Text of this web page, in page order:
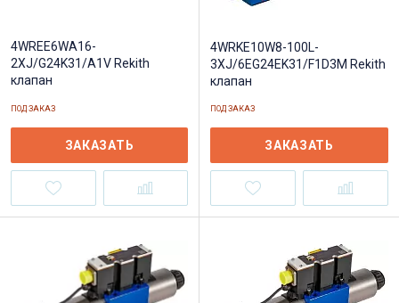
4WREE6WA16-
2XJ/G24K31/A1V Rekith
клапан
ПОД ЗАКАЗ
ЗАКАЗАТЬ
4WRKE10W8-100L-
3XJ/6EG24EK31/F1D3M Rekith
клапан
ПОД ЗАКАЗ
ЗАКАЗАТЬ